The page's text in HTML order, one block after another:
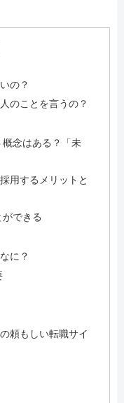
の？
のことを言うの？
念はある？「未
用するメリットと
できる
に？
頼もしい転職サイ